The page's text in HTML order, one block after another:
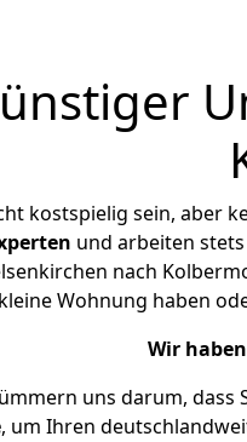
kostspielig sein, aber
und arbeiten
nach
Wohnung haben
Wir
uns darum, dass
, um Ihren